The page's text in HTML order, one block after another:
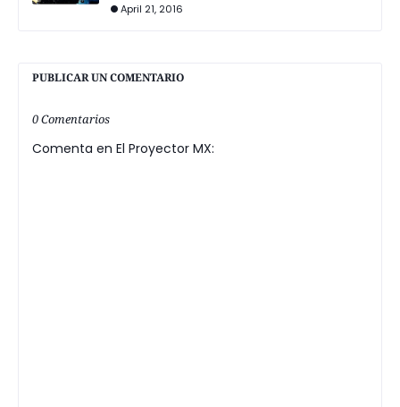
April 21, 2016
PUBLICAR UN COMENTARIO
0 Comentarios
Comenta en El Proyector MX: